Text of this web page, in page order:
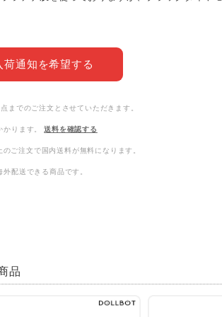
荷通知を希望する
までのご注文とさせていただきます。
ります。 送料を確認する
ご注文で国内送料が無料になります。
配送できる商品です。
品